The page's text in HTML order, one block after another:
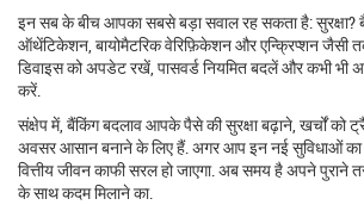
इन सब के बीच आपका सबसे बड़ा सवाल रह सकता है: सुरक्षा?
ऑथेंटिकेशन, बायोमैटरिक वेरिफ़िकेशन और एन्क्रिप्शन जैसी
डिवाइस को अपडेट रखें, पासवर्ड नियमित बदलें और कभी भी
करें.
संक्षेप में, बैंकिंग बदलाव आपके पैसे की सुरक्षा बढ़ाने, खर्चों
अवसर आसान बनाने के लिए हैं. अगर आप इन नई सुविधाओं का
वित्तीय जीवन काफी सरल हो जाएगा. अब समय है अपने पुराने
के साथ कदम मिलाने का.